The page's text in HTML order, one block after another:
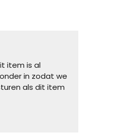
item is al
in zodat we
als dit item